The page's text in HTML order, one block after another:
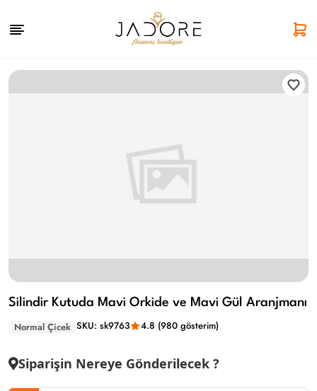
Silindir Kutuda Mavi Orkide ve Mavi Gül Aranjmanı
Normal Çicek SKU: sk9763 4.8 (980 gösterim)
Siparişin Nereye Gönderilecek ?